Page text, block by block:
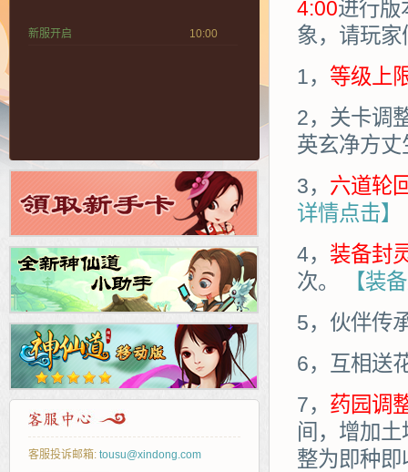
新服开启 10:00
客服投诉邮箱: tousu@xindong.com
4:00进行版
象，请玩
1， 等级上
2，关卡调
英玄净方
3， 六道轮
详情点击】
4， 装备封
次。
【装
5，伙伴传
6，互相送
7， 药园调
间，增加
整为即种